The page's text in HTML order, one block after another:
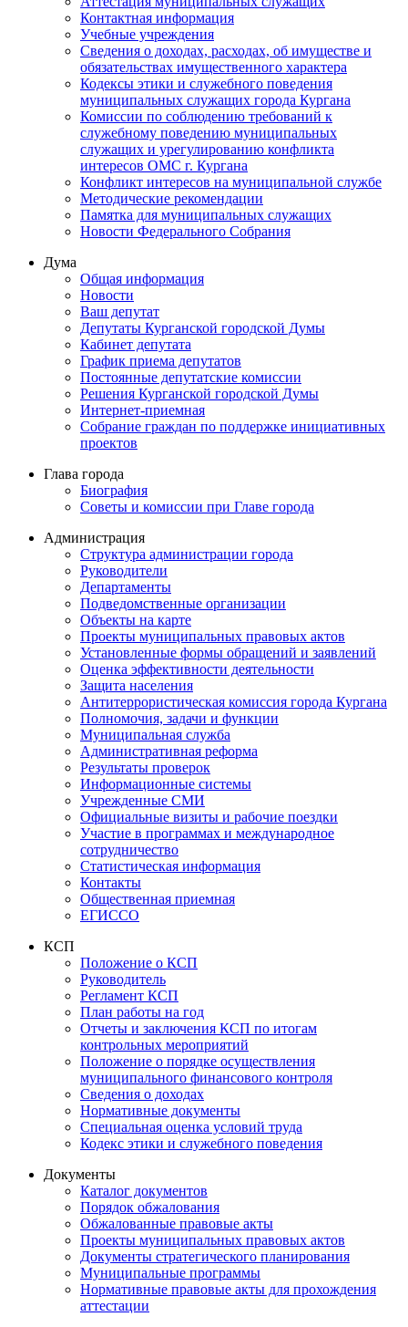
Контактная информация
Учебные учреждения
Сведения о доходах, расходах, об имуществе и
обязательствах имущественного характера
Кодексы этики и служебного поведения
муниципальных служащих города Кургана
Комиссии по соблюдению требований к
служебному поведению муниципальных
служащих и урегулированию конфликта
интересов ОМС г. Кургана
Конфликт интересов на муниципальной службе
Методические рекомендации
Памятка для муниципальных служащих
Новости Федерального Cобрания
Дума
Общая информация
Новости
Ваш депутат
Депутаты Курганской городской Думы
Кабинет депутата
График приема депутатов
Постоянные депутатские комиссии
Решения Курганской городской Думы
Интернет-приемная
Собрание граждан по поддержке инициативных
проектов
Глава города
Биография
Советы и комиссии при Главе города
Администрация
Структура администрации города
Руководители
Департаменты
Подведомственные организации
Объекты на карте
Проекты муниципальных правовых актов
Установленные формы обращений и заявлений
Оценка эффективности деятельности
Защита населения
Антитеррористическая комиссия города Кургана
Полномочия, задачи и функции
Муниципальная служба
Административная реформа
Результаты проверок
Информационные системы
Учрежденные СМИ
Официальные визиты и рабочие поездки
Участие в программах и международное
сотрудничество
Статистическая информация
Контакты
Общественная приемная
ЕГИССО
КСП
Положение о КСП
Руководитель
Регламент КСП
План работы на год
Отчеты и заключения КСП по итогам
контрольных мероприятий
Положение о порядке осуществления
муниципального финансового контроля
Сведения о доходах
Нормативные документы
Специальная оценка условий труда
Кодекс этики и служебного поведения
Документы
Каталог документов
Порядок обжалования
Обжалованные правовые акты
Проекты муниципальных правовых актов
Документы стратегического планирования
Муниципальные программы
Нормативные правовые акты для прохождения
аттестации